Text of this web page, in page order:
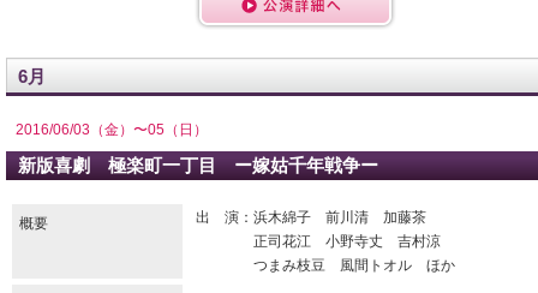
6月
2016/06/03（金）〜05（日）
新版喜劇 極楽町一丁目 ー嫁姑千年戦争ー
概要
出 演：浜木綿子 前川清 加藤茶
正司花江 小野寺丈 吉村涼
つまみ枝豆 風間トオル ほか